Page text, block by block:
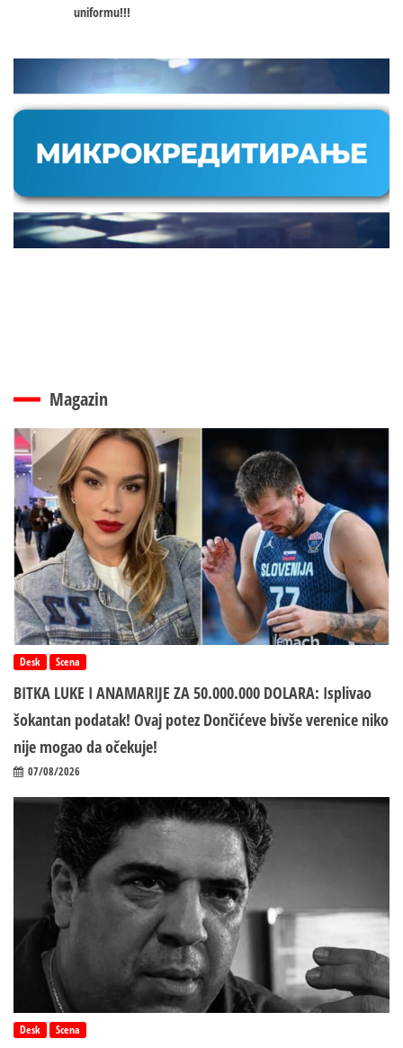
uniformu!!!
Magazin
Desk Scena
BITKA LUKE I ANAMARIJE ZA 50.000.000 DOLARA: Isplivao
šokantan podatak! Ovaj potez Dončićeve bivše verenice niko
nije mogao da očekuje!
07/08/2026
Desk Scena